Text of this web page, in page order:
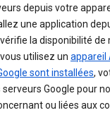
depuis votre
une application
la disponibilité de
utilisez un appareil
sont installées,
Google pour
ou liées aux